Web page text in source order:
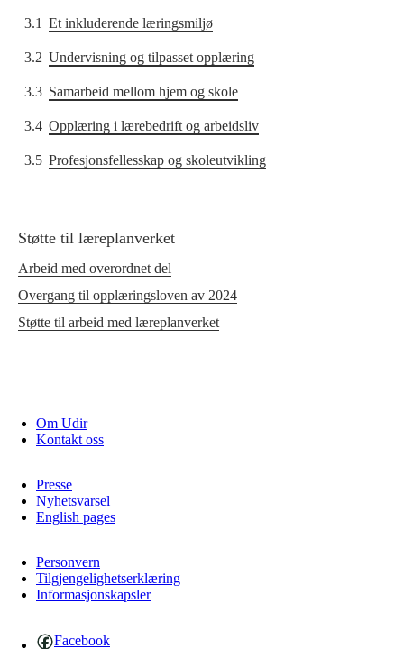
3.1 Et inkluderende læringsmiljø
3.2 Undervisning og tilpasset opplæring
3.3 Samarbeid mellom hjem og skole
3.4 Opplæring i lærebedrift og arbeidsliv
3.5 Profesjonsfellesskap og skoleutvikling
Støtte til læreplanverket
Arbeid med overordnet del
Overgang til opplæringsloven av 2024
Støtte til arbeid med læreplanverket
Om Udir
Kontakt oss
Presse
Nyhetsvarsel
English pages
Personvern
Tilgjengelighetserklæring
Informasjonskapsler
Facebook